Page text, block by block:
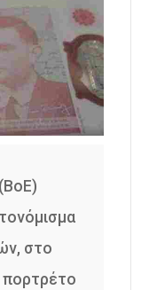
στο
πορτρέτο